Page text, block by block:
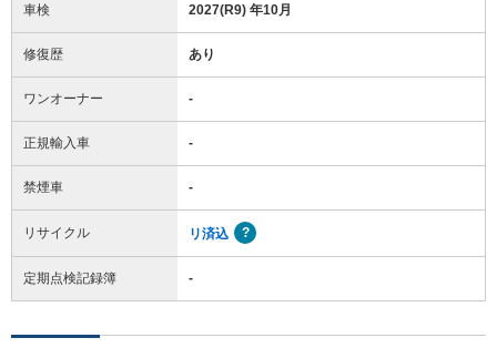
車検 2027(R9) 年10月
修復歴 あり
ワンオーナー -
正規輸入車 -
禁煙車 -
リサイクル リ済込
定期点検記録簿 -